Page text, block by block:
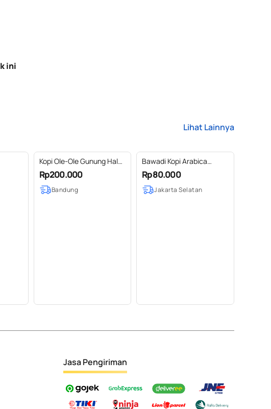
ini
Lihat Lainnya
Kopi Ole-Ole Gunung Halu |
Arabica Specialty
Rp200.000
Bandung
Bawadi Kopi Arabica
Specialty 200g
Rp80.000
Jakarta Selatan
Jasa Pengiriman